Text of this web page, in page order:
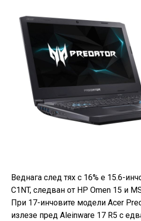
Веднага след тях с 16% е 15.6-
C1NT, следван от HP Omen 15 и
При 17-инчовите модели Acer
излезе пред Aleinware 17 R5 с